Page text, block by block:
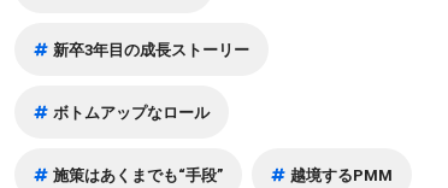
新卒3年目の成長ストーリー
ボトムアップなロール
施策はあくまでも“手段” 越境するPMM